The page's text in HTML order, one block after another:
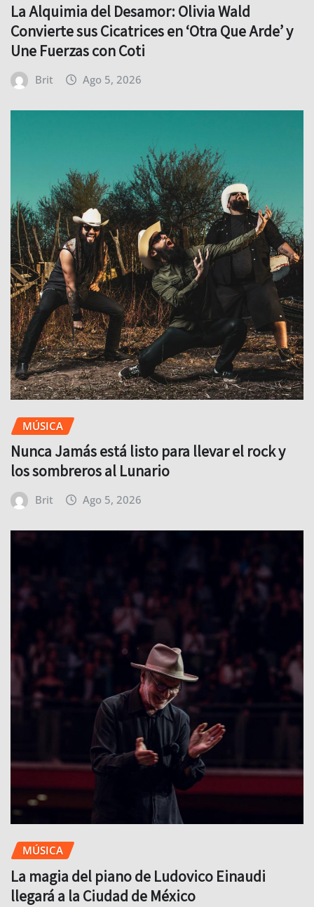
La Alquimia del Desamor: Olivia Wald
Convierte sus Cicatrices en ‘Otra Que Arde’ y
Une Fuerzas con Coti
Brit Ago 5, 2026
MÚSICA
Nunca Jamás está listo para llevar el rock y
los sombreros al Lunario
Brit Ago 5, 2026
MÚSICA
La magia del piano de Ludovico Einaudi
llegará a la Ciudad de México